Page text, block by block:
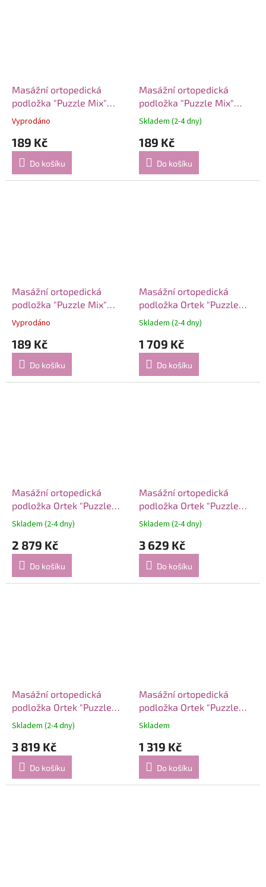
Masážní ortopedická
podložka "Puzzle Mix"
Věže 1 modul
Vyprodáno
189 Kč
Do košíku
Masážní ortopedická
podložka "Puzzle Mix"
VOŠTINA1 modul
Skladem (2-4 dny)
189 Kč
Do košíku
Masážní ortopedická
podložka "Puzzle Mix"
Žaludy 1 modul
Vyprodáno
189 Kč
Do košíku
Masážní ortopedická
podložka Ortek "Puzzle
Mix" 10 modulů + Hra
"Lesní dobrodružství"
Skladem (2-4 dny)
1 709 Kč
Do košíku
Masážní ortopedická
podložka Ortek "Puzzle
Mix" 20 modulů
Skladem (2-4 dny)
2 879 Kč
Do košíku
Masážní ortopedická
podložka Ortek "Puzzle
Mix" 24 modulů
Skladem (2-4 dny)
3 629 Kč
Do košíku
Masážní ortopedická
podložka Ortek "Puzzle
Mix" 25 modulů
Skladem (2-4 dny)
3 819 Kč
Do košíku
Masážní ortopedická
podložka Ortek "Puzzle
Mix" 8 modulů
Skladem
1 319 Kč
Do košíku